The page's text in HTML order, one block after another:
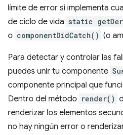
límite de error si implementa
de ciclo de vida static
o componentDidCatch() (o
Para detectar y controlar las
puedes unir tu componente
componente principal que
Dentro del método render()
renderizar los elementos
no hay ningún error o